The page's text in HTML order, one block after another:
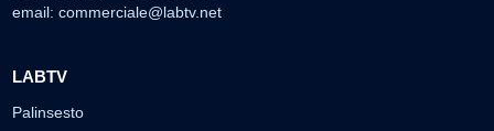
email: commerciale@labtv.net
LABTV
Palinsesto